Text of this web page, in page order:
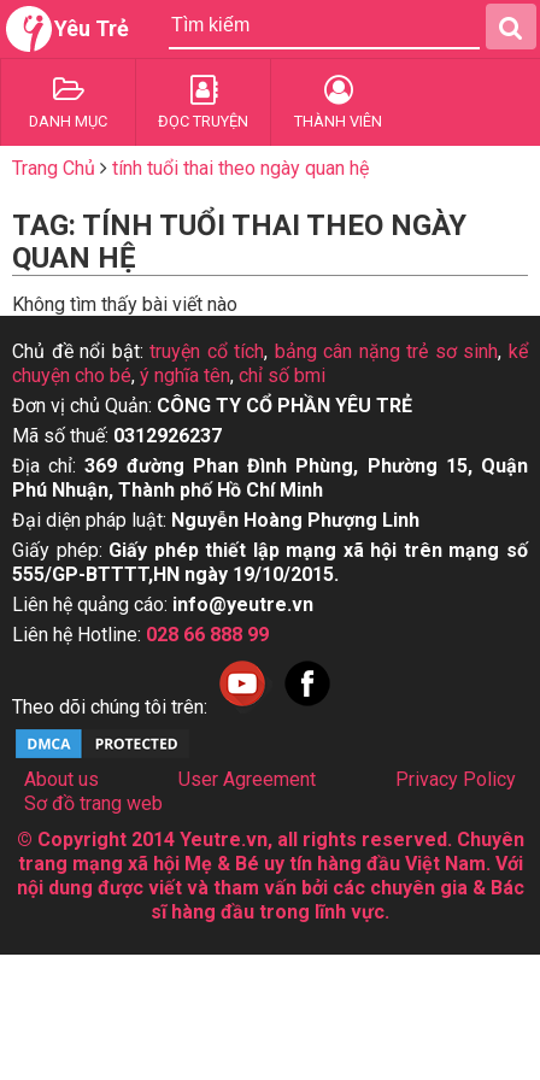
Yêu Trẻ
DANH MỤC ĐỌC TRUYỆN THÀNH VIÊN
Trang Chủ tính tuổi thai theo ngày quan hệ
TAG: TÍNH TUỔI THAI THEO NGÀY
QUAN HỆ
Không tìm thấy bài viết nào
Chủ đề nổi bật:truyện cổ tích, bảng cân nặng trẻ sơ sinh,kể
chuyện cho bé, ý nghĩa tên, chỉ số bmi
Đơn vị chủ Quản: CÔNG TY CỔ PHẦN YÊU TRẺ
Mã số thuế: 0312926237
Địa chỉ:369 đường Phan Đình Phùng, Phường 15, Quận
Phú Nhuận, Thành phố Hồ Chí Minh
Đại diện pháp luật: Nguyễn Hoàng Phượng Linh
Giấy phép: Giấy phép thiết lập mạng xã hội trên mạng số
555/GP-BTTTT,HN ngày 19/10/2015.
Liên hệ quảng cáo: info@yeutre.vn
Liên hệ Hotline: 028 66 888 99
Theo dõi chúng tôi trên:
About us User Agreement
Privacy Policy
Sơ đồ trang web
© Copyright 2014 Yeutre.vn, all rights reserved. Chuyên
trang mạng xã hội Mẹ & Bé uy tín hàng đầu Việt Nam. Với
nội dung được viết và tham vấn bởi các chuyên gia & Bác
sĩ hàng đầu trong lĩnh vực.